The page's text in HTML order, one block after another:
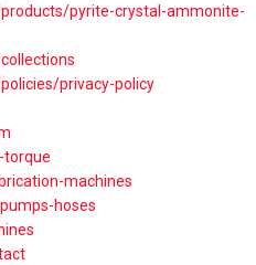
pyrite-crystal-ammonite-
privacy-policy
torque
machines
hoses